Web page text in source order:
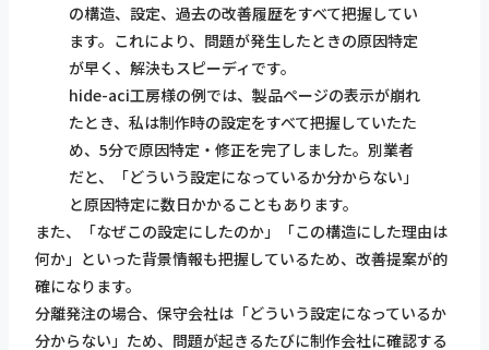
の構造、設定、過去の改善履歴をすべて把握してい
ます。これにより、問題が発生したときの原因特定
が早く、解決もスピーディです。
hide-aci工房様の例では、製品ページの表示が崩れ
たとき、私は制作時の設定をすべて把握していたた
め、5分で原因特定・修正を完了しました。別業者
だと、「どういう設定になっているか分からない」
と原因特定に数日かかることもあります。
また、「なぜこの設定にしたのか」「この構造にした理由は
何か」といった背景情報も把握しているため、改善提案が的
確になります。
分離発注の場合、保守会社は「どういう設定になっているか
分からない」ため、問題が起きるたびに制作会社に確認する